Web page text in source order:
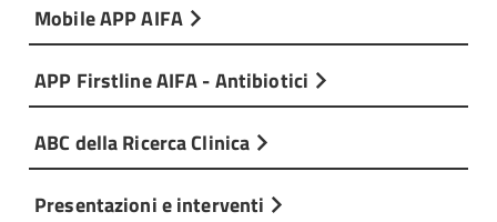
Mobile APP AIFA
APP Firstline AIFA - Antibiotici
ABC della Ricerca Clinica
Presentazioni e interventi